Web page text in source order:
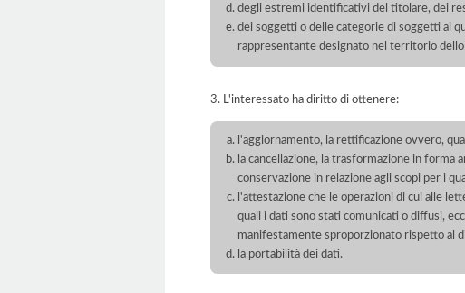
degli estremi identificativi del titolare, dei
dei soggetti o delle categorie di soggetti ai
rappresentante designato nel territorio
3. L'interessato ha diritto di ottenere:
l'aggiornamento, la rettificazione ovvero,
la cancellazione, la trasformazione in forma
conservazione in relazione agli scopi per i
l'attestazione che le operazioni di cui alle
quali i dati sono stati comunicati o diffusi,
manifestamente sproporzionato rispetto al
la portabilità dei dati.